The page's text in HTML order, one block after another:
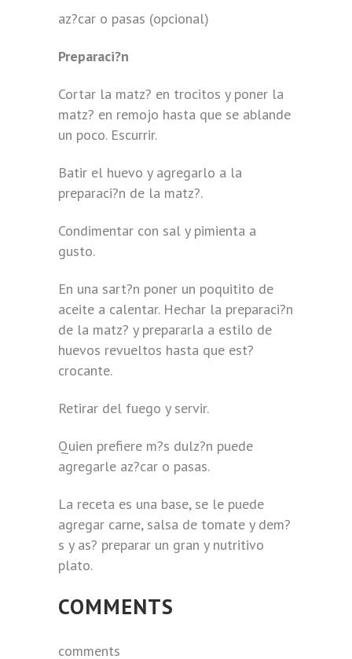
az?car o pasas (opcional)
Preparaci?n
Cortar la matz? en trocitos y poner la
matz? en remojo hasta que se ablande
un poco. Escurrir.
Batir el huevo y agregarlo a la
preparaci?n de la matz?.
Condimentar con sal y pimienta a
gusto.
En una sart?n poner un poquitito de
aceite a calentar. Hechar la preparaci?n
de la matz? y prepararla a estilo de
huevos revueltos hasta que est?
crocante.
Retirar del fuego y servir.
Quien prefiere m?s dulz?n puede
agregarle az?car o pasas.
La receta es una base, se le puede
agregar carne, salsa de tomate y dem?
s y as? preparar un gran y nutritivo
plato.
COMMENTS
comments